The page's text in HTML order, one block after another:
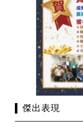
傑出表現